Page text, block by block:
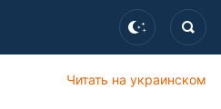
Читать на украинском